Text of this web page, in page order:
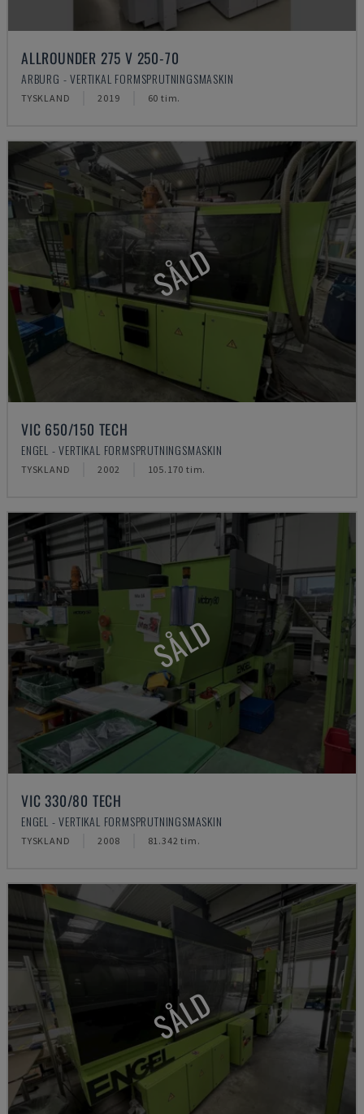
ALLROUNDER 275 V 250-70
ARBURG - VERTIKAL FORMSPRUTNINGSMASKIN
TYSKLAND 2019 60 tim.
SÅLD
VIC 650/150 TECH
ENGEL - VERTIKAL FORMSPRUTNINGSMASKIN
TYSKLAND 2002 105.170 tim.
SÅLD
VIC 330/80 TECH
ENGEL - VERTIKAL FORMSPRUTNINGSMASKIN
TYSKLAND 2008 81.342 tim.
SÅLD